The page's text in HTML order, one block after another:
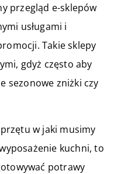
przegląd e-sklepów
usługami i
Takie sklepy
gdyż często aby
sezonowe zniżki czy
w jaki musimy
kuchni, to
potrawy